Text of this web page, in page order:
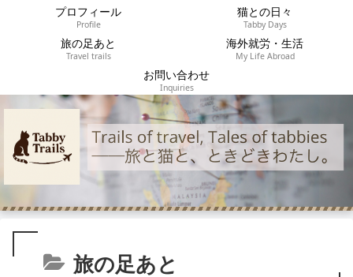
プロフィール
Profile
猫との日々
Tabby Days
旅の足あと
Travel trails
海外就労・生活
My Life Abroad
お問い合わせ
Inquiries
旅の足あと